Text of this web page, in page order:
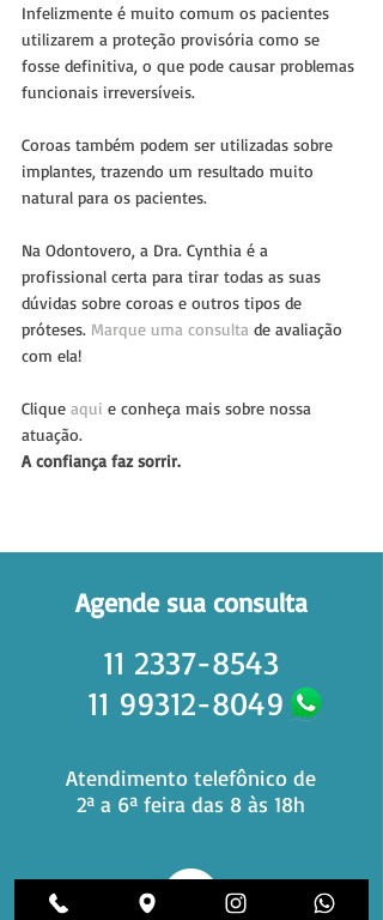
Infelizmente é muito comum os pacientes
utilizarem a proteção provisória como se
fosse definitiva, o que pode causar problemas
funcionais irreversíveis.
Coroas também podem ser utilizadas sobre
implantes, trazendo um resultado muito
natural para os pacientes.
Na Odontovero, a Dra. Cynthia é a
profissional certa para tirar todas as suas
dúvidas sobre coroas e outros tipos de
próteses. Marque uma consulta de avaliação
com ela!
Clique aqui e conheça mais sobre nossa
atuação.
A confiança faz sorrir.
Agende sua consulta
11 2337-8543
11 99312-8049
Atendimento telefônico de
2ª a 6ª feira das 8 às 18h